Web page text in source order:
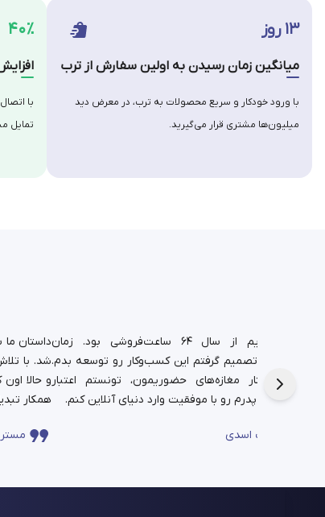
۴۰٪
با
تمایل
۱۳ روز
میانگین زمان رسیدن به اولین سفارش از ترب
با ورود خودکار و سریع محصولات به ترب، در معرض دید
میلیون‌ها مشتری قرار می‌گیرید.
شد. با
همکار
مستر
شغل پدریم از سال ۶۴ ساعت‌فروشی بود. زمان
دانشجویی تصمیم گرفتم این کسب‌وکار رو توسعه بدم.
حالا در کنار مغازه‌های حضوریمون، تونستم اعتبار
چندساله‌ی پدرم رو با موفقیت وارد دنیای آنلاین کنم.
ساعت اسدی